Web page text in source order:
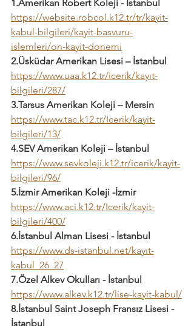
1.Amerikan Robert Koleji - İstanbul
https://website.robcol.k12.tr/tr/kayit-
kabul-bilgileri/kayit-basvuru-
islemleri/on-kayit-donemi
2.Üsküdar Amerikan Lisesi – İstanbul
https://www.uaa.k12.tr/icerik/kayıt-
bilgileri/287/
3.Tarsus Amerikan Koleji – Mersin
https://www.tac.k12.tr/Icerik/kayit-
bilgileri/13/
4.SEV Amerikan Koleji – İstanbul
https://www.sevkoleji.k12.tr/icerik/kayit-
bilgileri/96/
5.İzmir Amerikan Koleji -İzmir
https://www.aci.k12.tr/Icerik/kayit-
bilgileri/400/
6.İstanbul Alman Lisesi - İstanbul
https://www.ds-istanbul.net/kayıt-
kabul_26_27
7.Özel Alkev Okulları - İstanbul
https://www.alkev.k12.tr/lise-kayit-kabul/
8.İstanbul Saint Joseph Fransız Lisesi -
İstanbul